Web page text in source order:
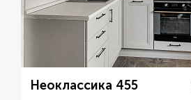
Неоклассика 455